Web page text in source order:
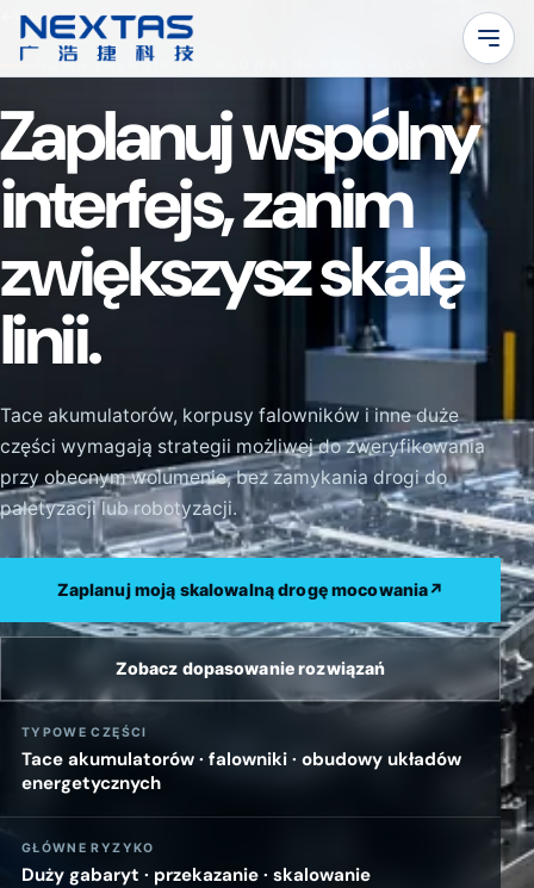
Wszystkie aplikacje
NOWA ENERGIA / SKALOWALNE PRZYRZĄDY
Zaplanuj wspólny
interfejs, zanim
zwiększysz skalę
linii.
Tace akumulatorów, korpusy falowników i inne duże
części wymagają strategii możliwej do zweryfikowania
przy obecnym wolumenie, bez zamykania drogi do
paletyzacji lub robotyzacji.
Zaplanuj moją skalowalną drogę mocowania↗
Zobacz dopasowanie rozwiązań
TYPOWE CZĘŚCI
Tace akumulatorów · falowniki · obudowy układów
energetycznych
GŁÓWNE RYZYKO
Duży gabaryt · przekazanie · skalowanie